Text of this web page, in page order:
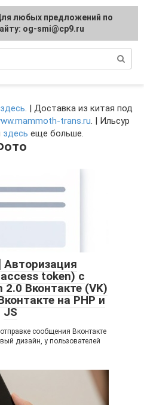
ВКонтакте
здесь. | Доставка из китая под
trans.ru. | Ильсур
здесь еще больше.
token) с
Вконтакте (VK)
на PHP и
JS
сообщения Вконтакте
дизайн, у пользователей
любых предложений по
og-smi@cp9.ru